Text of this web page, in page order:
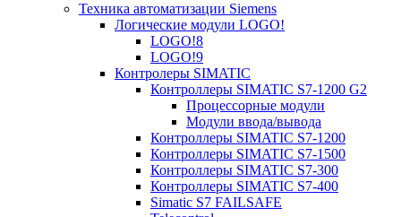
Техника автоматизации Siemens
Логические модули LOGO!
LOGO!8
LOGO!9
Контролеры SIMATIC
Контроллеры SIMATIC S7-1200 G2
Процессорные модули
Модули ввода/вывода
Контроллеры SIMATIC S7-1200
Контроллеры SIMATIC S7-1500
Контроллеры SIMATIC S7-300
Контроллеры SIMATIC S7-400
Simatic S7 FAILSAFE